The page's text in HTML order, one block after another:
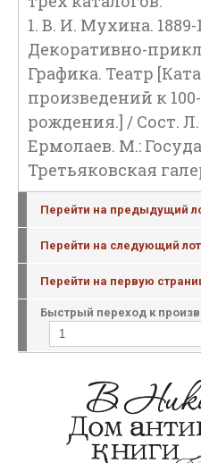
1. В. И. Мухина.
Декоративно-
Графика. Театр
произведений к
рождения.] / Сост.
Ермолаев. М.:
Третьяковская
Перейти на предыдущий
Перейти на следующий лот
Перейти на первую
Быстрый переход к